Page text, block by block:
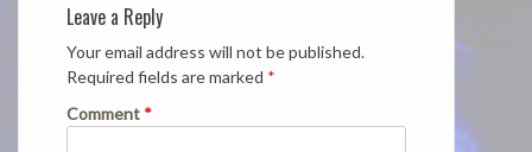
Leave a Reply
Your email address will not be published.
Required fields are marked *
Comment *